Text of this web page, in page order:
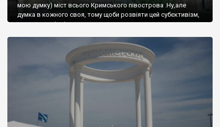
мою думку) міст всього Кримського півострова .Ну,але
думка в кожного своя, тому щоби розвіяти цей субєктивізм,
запрошую відвідати це